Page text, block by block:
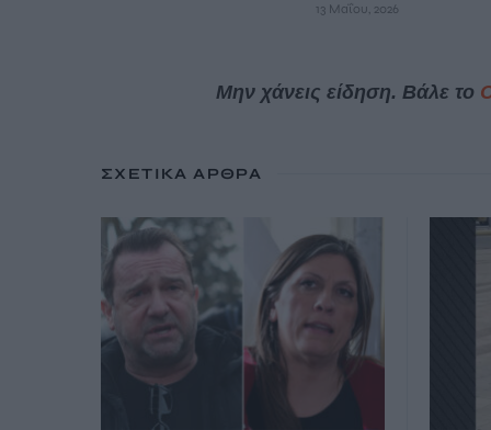
13 Μαΐου, 2026
Μην χάνεις είδηση. Βάλε το
ΣΧΕΤΙΚΆ ΆΡΘΡΑ